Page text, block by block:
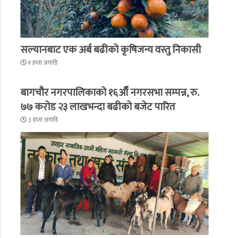
सल्यानबाट एक अर्ब बढीको कृषिजन्य वस्तु निकासी
१ हप्ता अगाडि
बागचौर नगरपालिकाको १६औँ नगरसभा सम्पन्न, रु.
७७ करोड २३ लाखभन्दा बढीको बजेट पारित
३ हप्ता अगाडि